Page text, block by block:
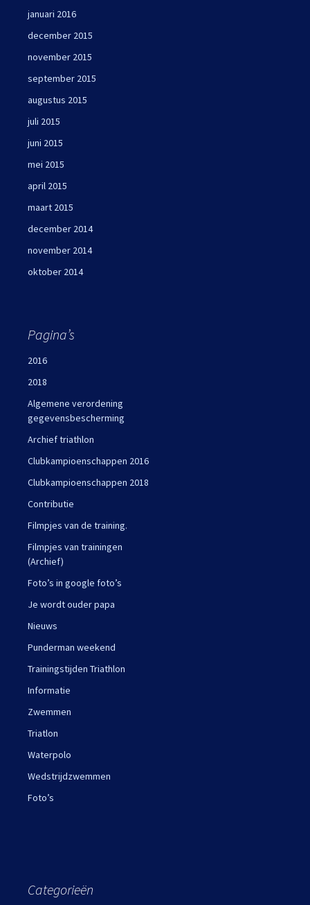
januari 2016
december 2015
november 2015
september 2015
augustus 2015
juli 2015
juni 2015
mei 2015
april 2015
maart 2015
december 2014
november 2014
oktober 2014
Pagina’s
2016
2018
Algemene verordening
gegevensbescherming
Archief triathlon
Clubkampioenschappen 2016
Clubkampioenschappen 2018
Contributie
Filmpjes van de training.
Filmpjes van trainingen
(Archief)
Foto’s in google foto’s
Je wordt ouder papa
Nieuws
Punderman weekend
Trainingstijden Triathlon
Informatie
Zwemmen
Triatlon
Waterpolo
Wedstrijdzwemmen
Foto’s
Categorieën